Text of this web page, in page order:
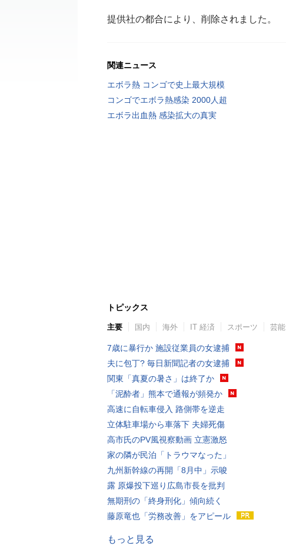
提供社の都合により、削除されました。
関連ニュース
エボラ熱 コンゴで史上最大規模
コンゴでエボラ熱感染 2000人超
エボラ出血熱 感染拡大の真実
トピックス
主要 国内 海外 IT 経済 スポーツ 芸能
7歳に暴行か 施設従業員の女逮捕
夫に包丁? 毎日新聞記者の女逮捕
関東「真夏の暑さ」は終了か
「泥酔者」熊本で通報が頻発か
高速に自転車侵入 路側帯を逆走
立体駐車場から車落下 夫婦死傷
高市氏のPV風視察動画 立憲激怒
家の隣が民泊「トラウマなった」
九州新幹線の再開「8月中」示唆
露 原爆投下巡り広島市長を批判
無期刑の「終身刑化」傾向続く
藤原竜也「労務改善」をアピール
もっと見る